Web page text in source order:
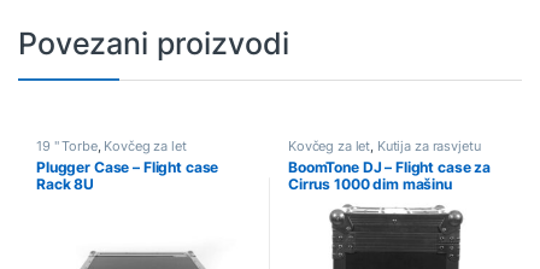
Povezani proizvodi
19 " Torbe, Kovčeg za let
Plugger Case – Flight case
Rack 8U
Kovčeg za let Kutija za rasvjetu
BoomTone DJ – Flight case za
Cirrus 1000 dim mašinu